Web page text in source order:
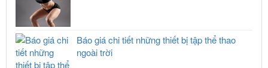
Báo giá chi tiết những thiết bị tập thể thao
ngoài trời